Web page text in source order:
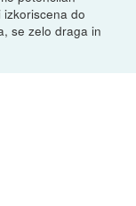
do
se zelo draga in